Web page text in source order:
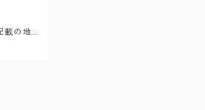
載の地
イ